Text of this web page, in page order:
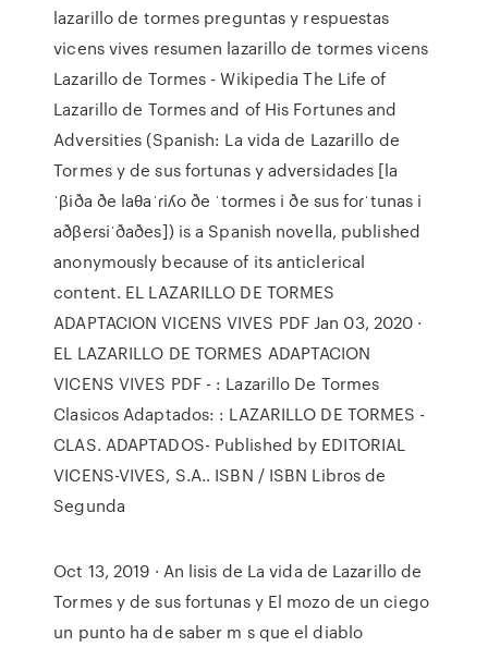
lazarillo de tormes preguntas y respuestas
vicens vives resumen lazarillo de tormes vicens
Lazarillo de Tormes - Wikipedia The Life of
Lazarillo de Tormes and of His Fortunes and
Adversities (Spanish: La vida de Lazarillo de
Tormes y de sus fortunas y adversidades [la
ˈβiða ðe laθaˈɾiʎo ðe ˈtoɾmes i ðe sus foɾˈtunas i
aðβeɾsiˈðaðes]) is a Spanish novella, published
anonymously because of its anticlerical
content. EL LAZARILLO DE TORMES
ADAPTACION VICENS VIVES PDF Jan 03, 2020 ·
EL LAZARILLO DE TORMES ADAPTACION
VICENS VIVES PDF - : Lazarillo De Tormes
Clasicos Adaptados: : LAZARILLO DE TORMES -
CLAS. ADAPTADOS- Published by EDITORIAL
VICENS-VIVES, S.A.. ISBN / ISBN Libros de
Segunda
Oct 13, 2019 · An lisis de La vida de Lazarillo de
Tormes y de sus fortunas y El mozo de un ciego
un punto ha de saber m s que el diablo